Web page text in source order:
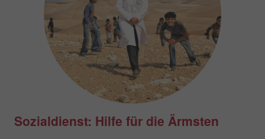
Sozialdienst: Hilfe für die Ärmsten